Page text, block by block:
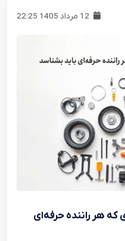
هر راننده حرفه‌ای